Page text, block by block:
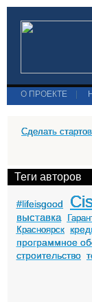
О ПРОЕКТЕ
Сделать
Теги авторов
#lifeisgood
выставка
Красноярск
программное
строительство